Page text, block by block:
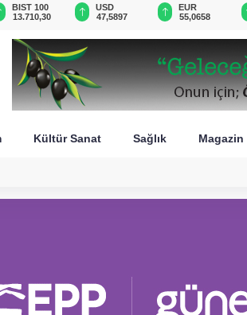
BIST 100
13.710,30
USD
47,5897
EUR
55,0658
Kültür Sanat Sağlık Magazin